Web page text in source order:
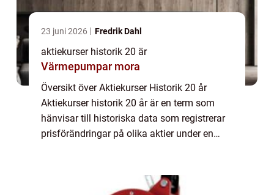
23 juni 2026 Fredrik Dahl
aktiekurser historik 20 är
Värmepumpar mora
Översikt över Aktiekurser Historik 20 år
Aktiekurser historik 20 år är en term som
hänvisar till historiska data som registrerar
prisförändringar på olika aktier under en